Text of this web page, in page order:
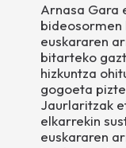
Arnasa Gara
bideosormen
euskararen
bitarteko
hizkuntza
gogoeta
Jaurlaritzak
elkarrekin
euskararen